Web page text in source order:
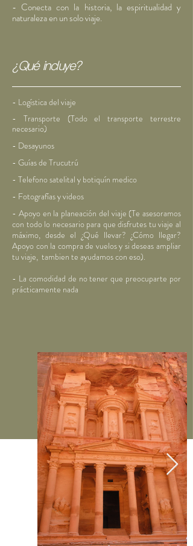
- Conecta con la historia, la espiritualidad y
naturaleza en un solo viaje.
¿Qué incluye?
- Logística del viaje
- Transporte (Todo el transporte terrestre
necesario)
- Desayunos
- Guías de Trucutrú
- Telefono satelital y botiquín medico
- Fotografías y videos
- Apoyo en la planeación del viaje (Te asesoramos
con todo lo necesario para que disfrutes tu viaje al
máximo, desde el ¿Qué llevar? ¿Cómo llegar?
Apoyo con la compra de vuelos y si deseas ampliar
tu viaje, tambien te ayudamos con eso).
- La comodidad de no tener que preocuparte por
prácticamente nada